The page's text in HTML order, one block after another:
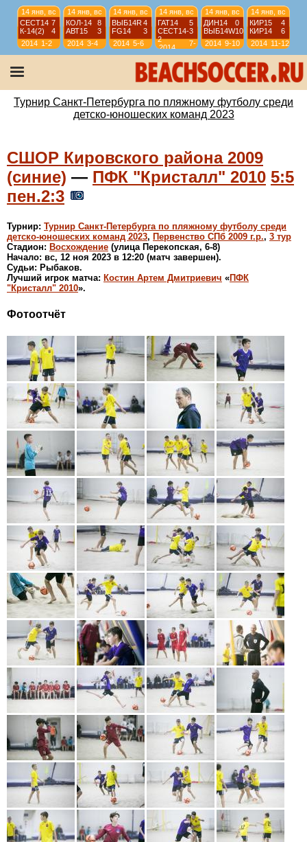
14 янв, вс
СЕСТ14 7
К-14(2)
4
2014 1-2
14 янв, вс
КОЛ-14
8
АВТ15
3
2014 3-4
14 янв, вс
ВЫБ14R4
FG14
3
2014 5-6
14 янв, вс
ГАТ14
5
СЕСТ14-
2
3
2014
7-
8
14 янв, вс
ДИН14
0
ВЫБ14W10
2014 9-10
14 янв, вс
КИР15
4
КИР14
6
2014 11-12
13 янв, сб
3
СШЛ11-23
13 янв, сб
ИС-11-О
12
СШЛ11-2 4
13 янв, сб
КР-11
6
ИС-11
3
Турнир Санкт-Петербурга по пляжному футболу среди
детско-юношеских команд 2023
СШОР Кировского района 2009
(синие) — ПФК "Кристалл" 2010 5:5
пен.2:3
Турнир: Турнир Санкт-Петербурга по пляжному футболу среди
детско-юношеских команд 2023, Первенство СПб 2009 г.р., 3 тур
Стадион: Восхождение (улица Перекопская, 6-8)
Начало: вс, 12 ноя 2023 в 12:20 (матч завершен).
Судьи: Рыбаков.
Лучший игрок матча: Костин Артем Дмитриевич «ПФК
"Кристалл" 2010».
Фотоотчёт